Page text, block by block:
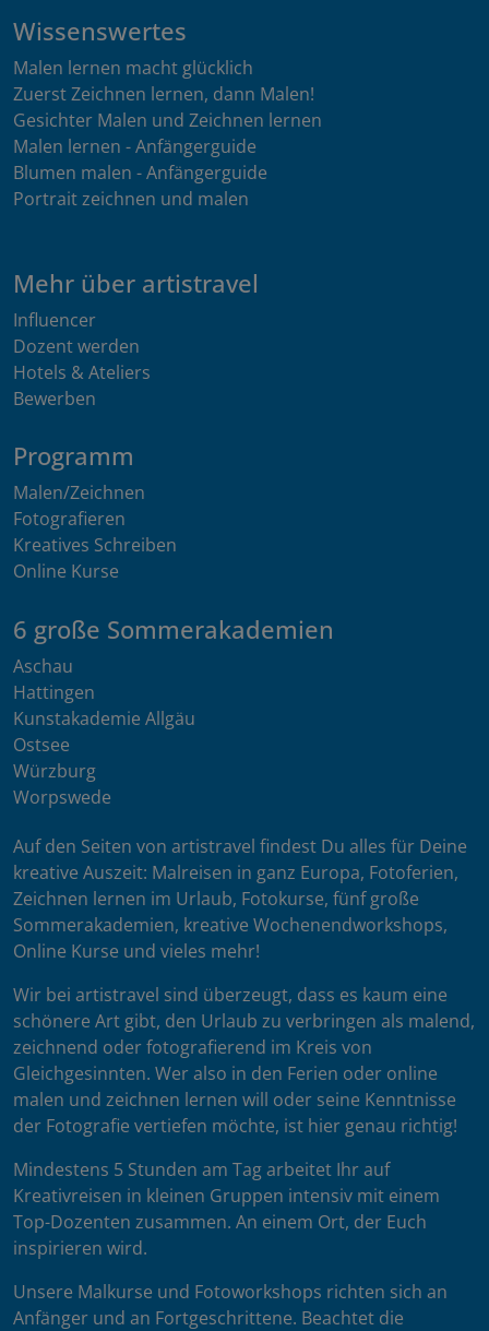
Wissenswertes
Malen lernen macht glücklich
Zuerst Zeichnen lernen, dann Malen!
Gesichter Malen und Zeichnen lernen
Malen lernen - Anfängerguide
Blumen malen - Anfängerguide
Portrait zeichnen und malen
Mehr über artistravel
Influencer
Dozent werden
Hotels & Ateliers
Bewerben
Programm
Malen/Zeichnen
Fotografieren
Kreatives Schreiben
Online Kurse
6 große Sommerakademien
Aschau
Hattingen
Kunstakademie Allgäu
Ostsee
Würzburg
Worpswede
Auf den Seiten von artistravel findest Du alles für Deine
kreative Auszeit: Malreisen in ganz Europa, Fotoferien,
Zeichnen lernen im Urlaub, Fotokurse, fünf große
Sommerakademien, kreative Wochenendworkshops,
Online Kurse und vieles mehr!
Wir bei artistravel sind überzeugt, dass es kaum eine
schönere Art gibt, den Urlaub zu verbringen als malend,
zeichnend oder fotografierend im Kreis von
Gleichgesinnten. Wer also in den Ferien oder online
malen und zeichnen lernen will oder seine Kenntnisse
der Fotografie vertiefen möchte, ist hier genau richtig!
Mindestens 5 Stunden am Tag arbeitet Ihr auf
Kreativreisen in kleinen Gruppen intensiv mit einem
Top-Dozenten zusammen. An einem Ort, der Euch
inspirieren wird.
Unsere Malkurse und Fotoworkshops richten sich an
Anfänger und an Fortgeschrittene. Beachtet die